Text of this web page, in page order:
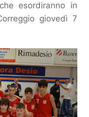
esordiranno in
giovedì 7